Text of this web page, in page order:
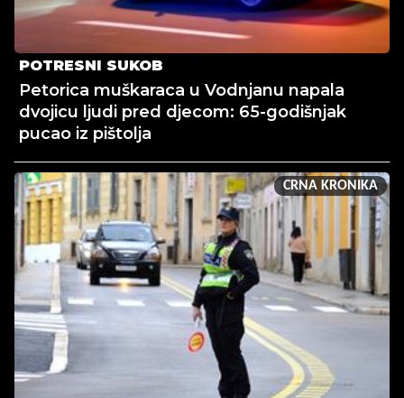
POTRESNI SUKOB
Petorica muškaraca u Vodnjanu napala
dvojicu ljudi pred djecom: 65-godišnjak
pucao iz pištolja
CRNA KRONIKA